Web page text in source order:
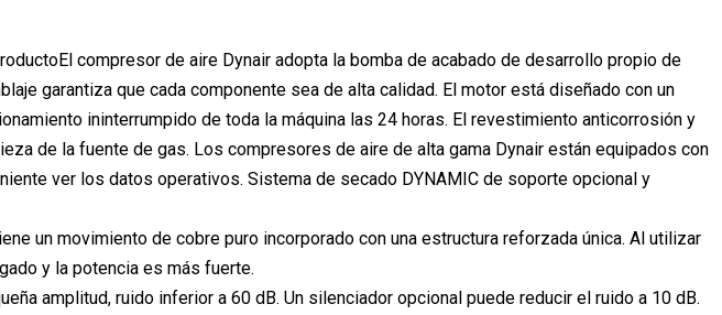
compresor de aire Dynair adopta la bomba de acabado de desarrollo propio de
garantiza que cada componente sea de alta calidad. El motor está diseñado con un
ininterrumpido de toda la máquina las 24 horas. El revestimiento anticorrosión y
de la fuente de gas. Los compresores de aire de alta gama Dynair están equipados con
ver los datos operativos. Sistema de secado DYNAMIC de soporte opcional y
un movimiento de cobre puro incorporado con una estructura reforzada única. Al utilizar
y la potencia es más fuerte.
amplitud, ruido inferior a 60 dB. Un silenciador opcional puede reducir el ruido a 10 dB.